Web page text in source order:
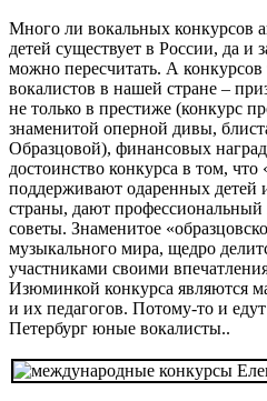
Много ли вокальных конкурсов
детей существует в России, да и
можно пересчитать. А
вокалистов в нашей стране –
не только в престиже (конкурс
знаменитой оперной дивы,
Образцовой), финансовых
достоинство конкурса в том,
поддерживают одаренных детей
страны, дают
советы. Знаменитое
музыкального мира, щедро
участниками своими
Изюминкой конкурса являются
и их педагогов. Потому-то и
Петербург юные вокалисты..